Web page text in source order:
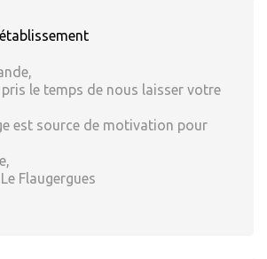
le temps de nous laisser votre
est source de motivation pour
Flaugergues